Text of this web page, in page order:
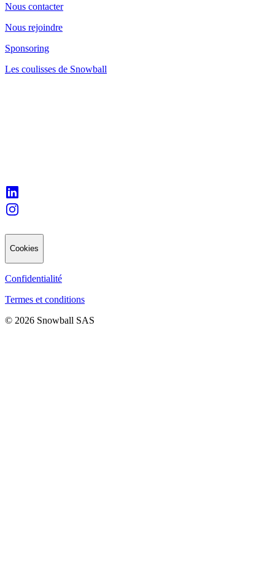
Nous contacter
Nous rejoindre
Sponsoring
Les coulisses de Snowball
Cookies
Confidentialité
Termes et conditions
© 2026 Snowball SAS